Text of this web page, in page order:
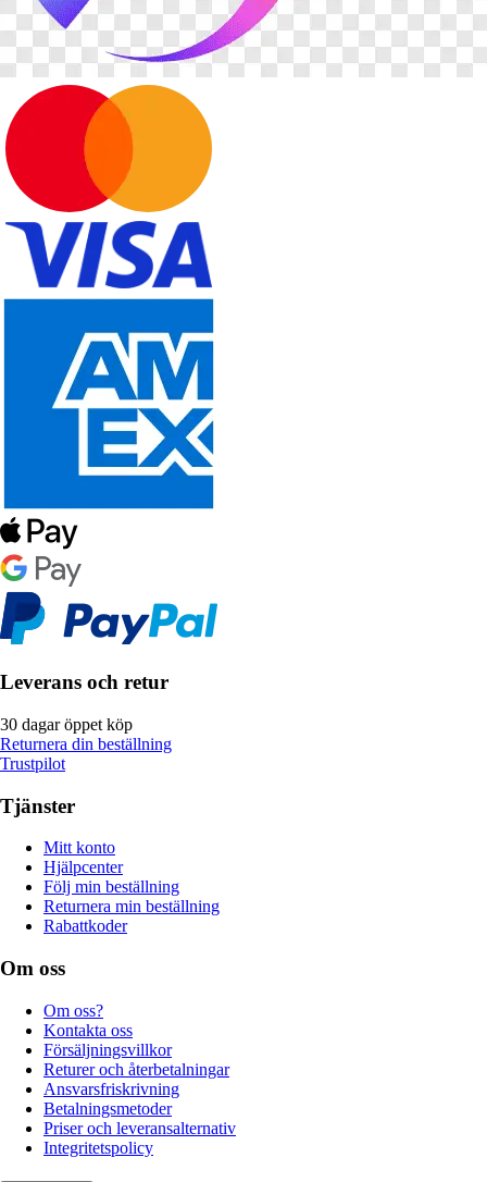
Leverans och retur
30 dagar öppet köp
Returnera din beställning
Trustpilot
Tjänster
Mitt konto
Hjälpcenter
Följ min beställning
Returnera min beställning
Rabattkoder
Om oss
Om oss?
Kontakta oss
Försäljningsvillkor
Returer och återbetalningar
Ansvarsfriskrivning
Betalningsmetoder
Priser och leveransalternativ
Integritetspolicy